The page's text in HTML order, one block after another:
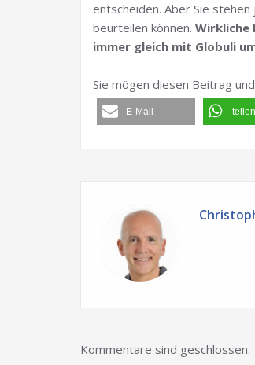
entscheiden. Aber Sie
beurteilen können. Wirkliche
immer gleich mit Globuli
Sie mögen diesen Beitrag
E-Mail teilen
Kommentare sind geschlossen.